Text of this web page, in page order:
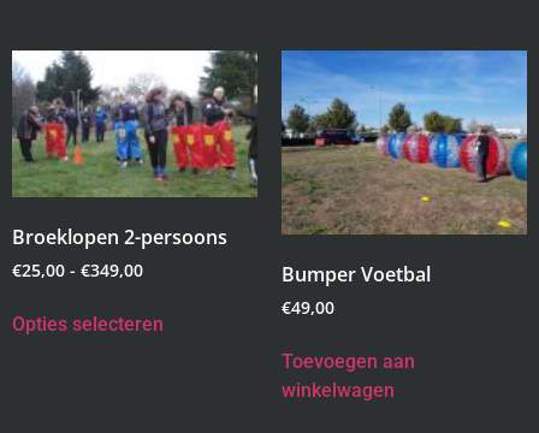
Broeklopen 2-persoons
€25,00 - €349,00
Opties selecteren
Bumper Voetbal
€49,00
Toevoegen aan
winkelwagen